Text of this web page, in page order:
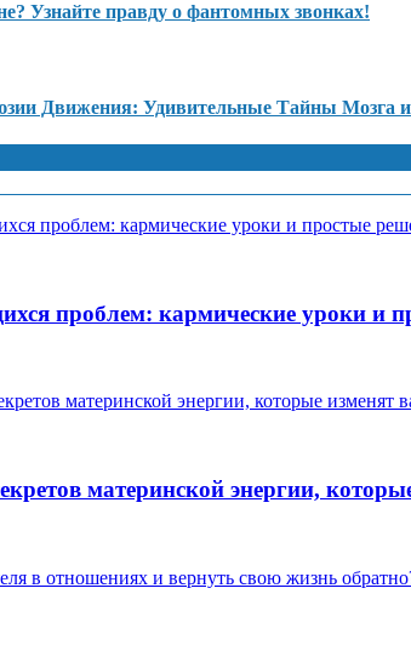
Узнайте правду о фантомных звонках!
Движения: Удивительные Тайны Мозга
проблем: кармические уроки и
материнской энергии,